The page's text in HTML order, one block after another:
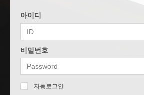
아이디
비밀번호
자동로그인